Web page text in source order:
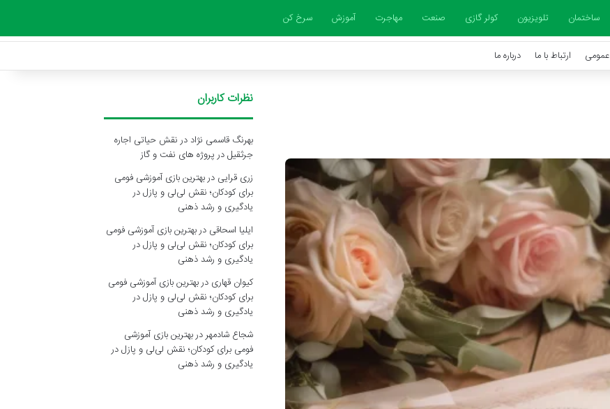
ساختمان تلویزیون کولر گازی صنعت مهاجرت آموزش سرخ کن
عمومی ارتباط با ما درباره ما
نظرات کاربران
بهرنگ قاسمی نژاد درنقش حیاتی اجاره
جرثقیل در پروژه های نفت و گاز
زری قرایی دربهترین بازی آموزشی فومی
برای کودکان؛ نقش لی‌لی و پازل در
یادگیری و رشد ذهنی
ایلیا اسحاقی دربهترین بازی آموزشی فومی
برای کودکان؛ نقش لی‌لی و پازل در
یادگیری و رشد ذهنی
کیوان قهاری دربهترین بازی آموزشی فومی
برای کودکان؛ نقش لی‌لی و پازل در
یادگیری و رشد ذهنی
شجاع شادمهردربهترین بازی آموزشی
فومی برای کودکان؛ نقش لی‌لی و پازل در
یادگیری و رشد ذهنی